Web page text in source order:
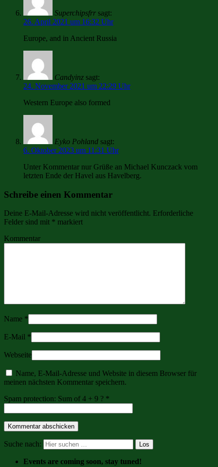
Superchipsfrr sagt:
26. April 2021 um 16:32 Uhr
Europe, and in Ancient Russia
Candyinz sagt:
24. November 2021 um 22:29 Uhr
Western Europe also formed
Eyko Pohland sagt:
6. Oktober 2023 um 11:31 Uhr
Unter Kommentar nur Grüße an Michael Kunczack vom
letzten Ende der Havel aus Havelberg.
Schreibe einen Kommentar
Deine E-Mail-Adresse wird nicht veröffentlicht. Erforderliche
Felder sind mit * markiert
Kommentar
Name *
E-Mail *
Webseite
Name, E-Mail-Adresse und Website in diesem Browser für
meinen nächsten Kommentar speichern.
Spam protection: Sum of 4 + 9 ? *
Suche nach:
Events are coming soon, stay tuned!